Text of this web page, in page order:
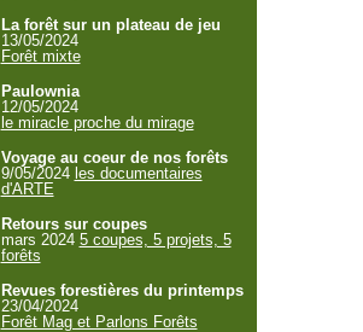
La forêt sur un plateau de jeu
13/05/2024
Forêt mixte
Paulownia
12/05/2024
le miracle proche du mirage
Voyage au coeur de nos forêts
9/05/2024 les documentaires
d'ARTE
Retours sur coupes
mars 2024 5 coupes, 5 projets, 5
forêts
Revues forestières du printemps
23/04/2024
Forêt Mag et Parlons Forêts